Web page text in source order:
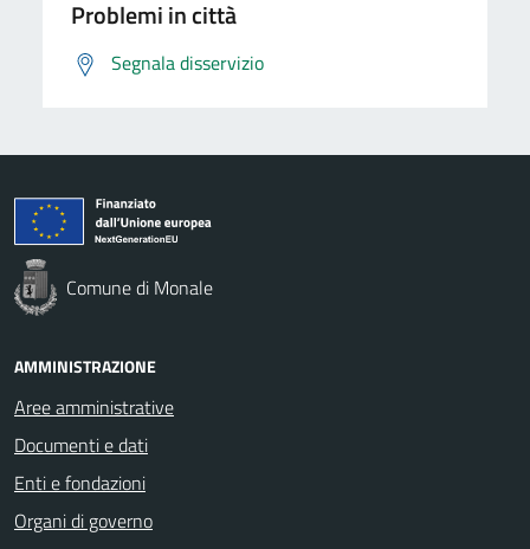
Problemi in città
Segnala disservizio
Comune di Monale
AMMINISTRAZIONE
Aree amministrative
Documenti e dati
Enti e fondazioni
Organi di governo